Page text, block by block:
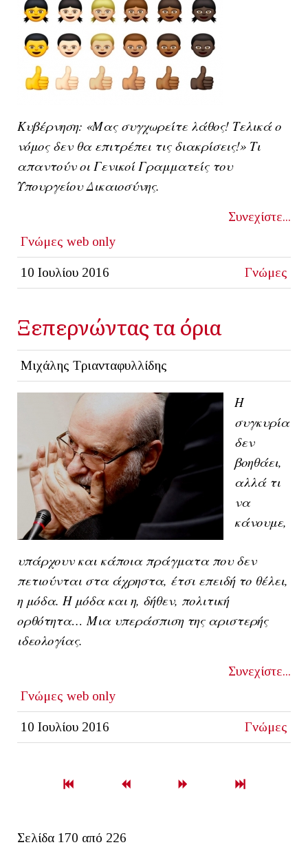
Κυβέρνηση: «Μας συγχωρείτε λάθος! Τελικά ο
νόμος δεν θα επιτρέπει τις διακρίσεις!» Τι
απαντούν οι Γενικοί Γραμματείς του
Υπουργείου Δικαιοσύνης.
Συνεχίστε...
Γνώμες web only
10 Ιουλίου 2016 Γνώμες
Ξεπερνώντας τα όρια
Μιχάλης Τριανταφυλλίδης
Η
συγκυρία
δεν
βοηθάει,
αλλά τι
να
κάνουμε,
υπάρχουν και κάποια πράγματα που δεν
πετιούνται στα άχρηστα, έτσι επειδή το θέλει,
η μόδα. H μόδα και η, δήθεν, πολιτική
ορθότητα… Μια υπεράσπιση της αριστερής
ιδεολογίας.
Συνεχίστε...
Γνώμες web only
10 Ιουλίου 2016 Γνώμες
Σελίδα 170 από 226